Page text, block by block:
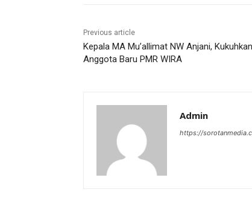
Previous article
Kepala MA Mu’allimat NW Anjani, Kukuhkan
Anggota Baru PMR WIRA
Admin
https://